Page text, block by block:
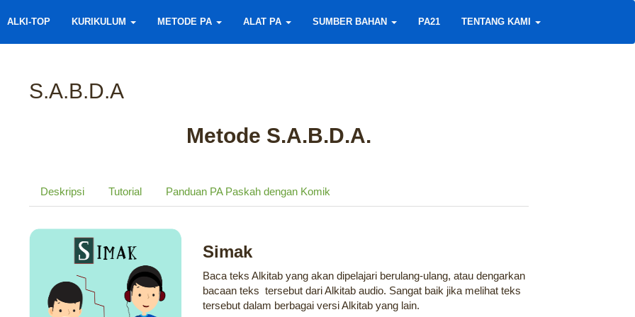
ALKI-TOP KURIKULUM METODE PA ALAT PA SUMBER BAHAN PA21 TENTANG KAMI
S.A.B.D.A
Metode S.A.B.D.A.
Deskripsi Tutorial Panduan PA Paskah dengan Komik
Simak
Baca teks Alkitab yang akan dipelajari berulang-ulang, atau dengarkan
bacaan teks tersebut dari Alkitab audio. Sangat baik jika melihat teks
tersebut dalam berbagai versi Alkitab yang lain.